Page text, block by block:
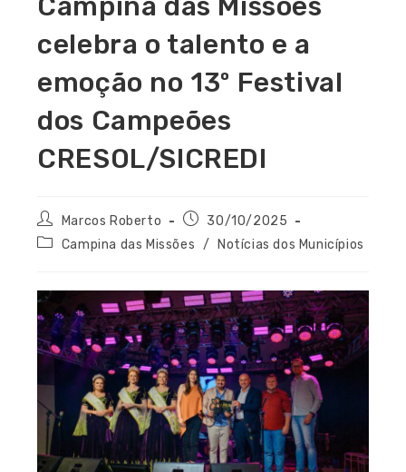
celebra o talento e a
emoção no 13º Festival
dos Campeões
CRESOL/SICREDI
Marcos Roberto
30/10/2025
Campina das Missões / Notícias dos Municípios